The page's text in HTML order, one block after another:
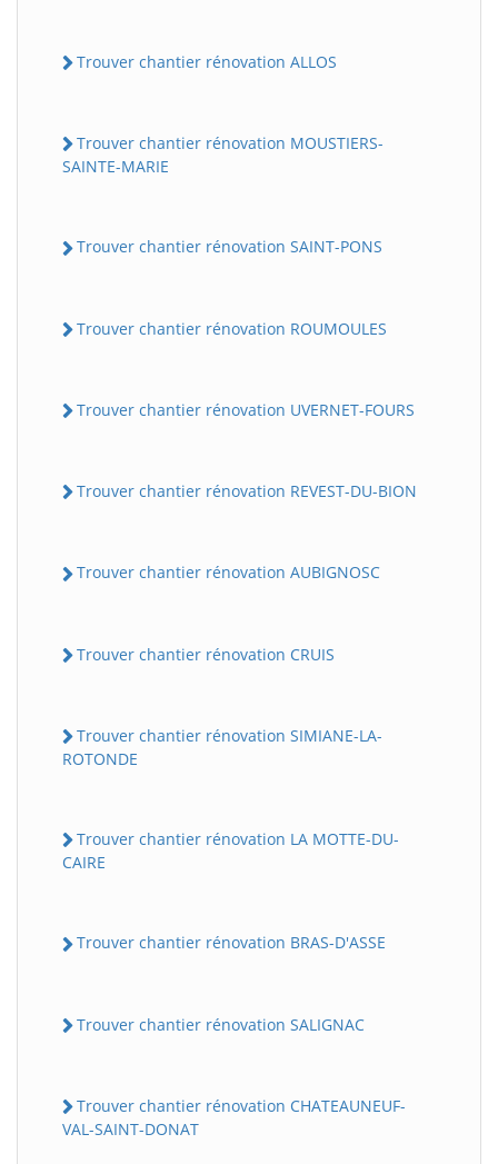
Trouver chantier rénovation ALLOS
Trouver chantier rénovation MOUSTIERS-
SAINTE-MARIE
Trouver chantier rénovation SAINT-PONS
Trouver chantier rénovation ROUMOULES
Trouver chantier rénovation UVERNET-FOURS
Trouver chantier rénovation REVEST-DU-BION
Trouver chantier rénovation AUBIGNOSC
Trouver chantier rénovation CRUIS
Trouver chantier rénovation SIMIANE-LA-
ROTONDE
Trouver chantier rénovation LA MOTTE-DU-
CAIRE
Trouver chantier rénovation BRAS-D'ASSE
Trouver chantier rénovation SALIGNAC
Trouver chantier rénovation CHATEAUNEUF-
VAL-SAINT-DONAT